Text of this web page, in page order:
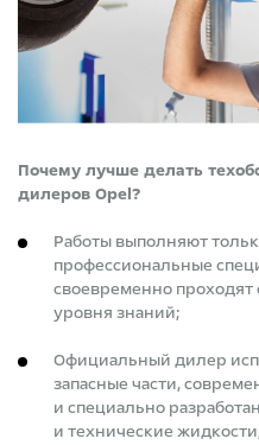
​Почему лучше делать
дилеров Opel?
​Работы выполняют
профессиональные
своевременно
уровня знаний;
Официальный дилер
запасные части,
и специально
и технические